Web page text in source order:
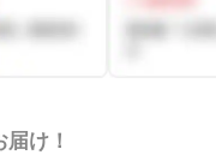
け！